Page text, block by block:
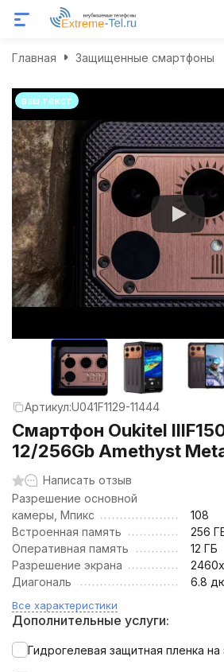
Главная Защищенные смартфоны
ваш текст
Артикул:U041F1129-11444
Смартфон Oukitel
12/256Gb Amethyst
Написать отзыв
Разрешение основной
камеры, Мпикс
108
Встроенная память
256
Оперативная память
12 ГБ
Разрешение экрана
Диагональ
6.8
Все характеристики
Дополнительные услуги:
Гидрогелевая защитная пленка на